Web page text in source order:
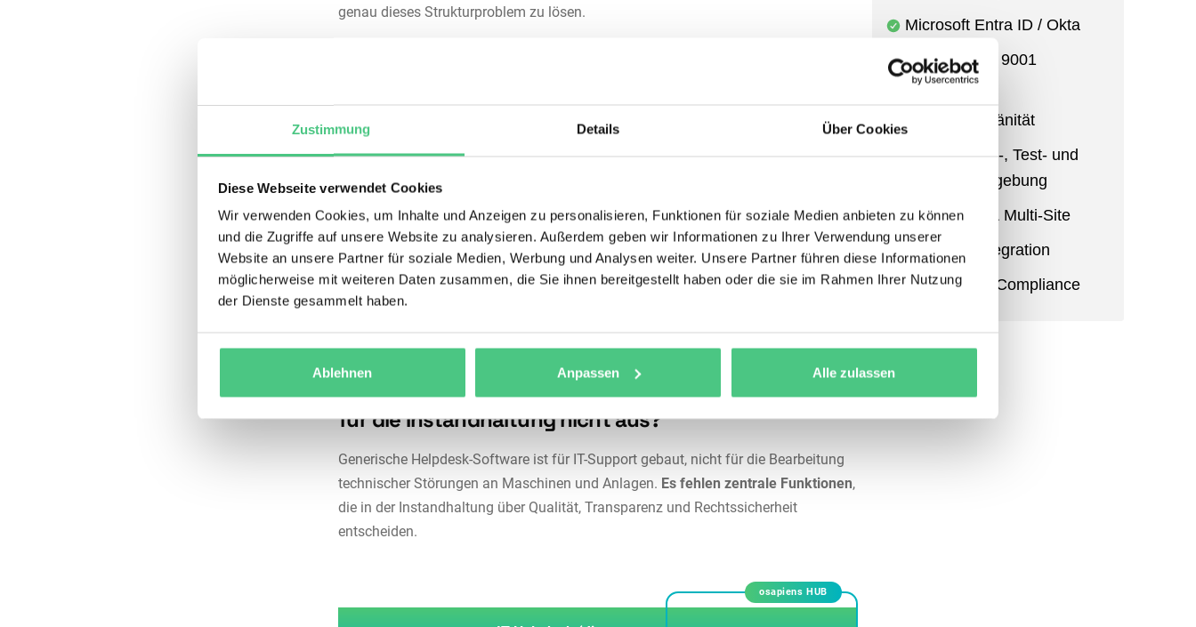
Zustimmung Details Über Cookies
Diese Webseite verwendet Cookies
Wir verwenden Cookies, um Inhalte und Anzeigen zu personalisieren, Funktionen für soziale Medien anbieten zu können
und die Zugriffe auf unsere Website zu analysieren. Außerdem geben wir Informationen zu Ihrer Verwendung unserer
Website an unsere Partner für soziale Medien, Werbung und Analysen weiter. Unsere Partner führen diese Informationen
möglicherweise mit weiteren Daten zusammen, die Sie ihnen bereitgestellt haben oder die sie im Rahmen Ihrer Nutzung
der Dienste gesammelt haben.
Ablehnen Anpassen Alle zulassen
genau dieses Strukturproblem zu lösen.
Instandhaltung?
Ein Ticket System in der Instandhaltung ist ein
technischen Anlagen. Anders als IT-Helpdesks wie Jira oder Zendesk kennt es
Anlagenverknüpfungen, technische Meldeketten und eine vollständige
Maschinenhistorie. Auch ITSM- und ESM-Ansätze greifen hier zu kurz, weil ihnen
der Asset-Bezug fehlt. Das Ticketsystem ist ein Kernmodul eines CMMS und
Ersatzteilmanagementundmobiler Instandhaltung.
Warum reicht ein IT-Helpdesk wie Jira oder Zendesk
für die Instandhaltung nicht aus?
Generische Helpdesk-Software ist für IT-Support gebaut, nicht für die Bearbeitung
technischer Störungen an Maschinen und Anlagen. Es fehlen zentrale Funktionen,
die in der Instandhaltung über Qualität, Transparenz und Rechtssicherheit
entscheiden.
osapiens HUB
Microsoft Entra ID / Okta
ISO 27001 & 9001
Datensouveränität
Entwicklungs-, Test- und
Produktivumgebung
Multi-Entity & Multi-Site
Power BI Integration
Audit Trail & Compliance